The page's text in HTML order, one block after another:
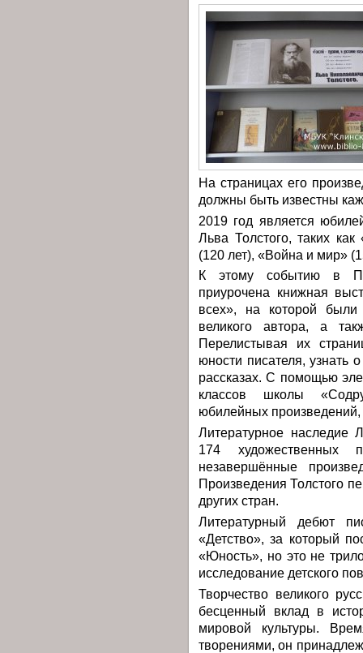
На страницах его
должны быть известны
2019 год является
Льва Толстого, таких
(120 лет), «Война и мир»
К этому событию в
приурочена книжная
всех», на которой были
великого автора, а
Перелистывая их
юности писателя, узнать
рассказах. С помощью
классов школы
юбилейных
Литературное наследие
174 художественных
незавершённые
Произведения Толстого
других стран.
Литературный дебют
«Детство», за который
«Юность», но это не
исследование детского
Творчество великого
бесценный вклад в
мировой культуры.
творениями, он